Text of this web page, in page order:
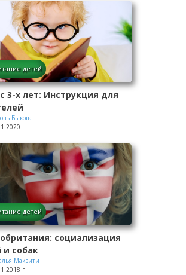
детей
3-х лет: Инструкция для
Быкова
г.
детей
социализация
и собак
Маквити
г.